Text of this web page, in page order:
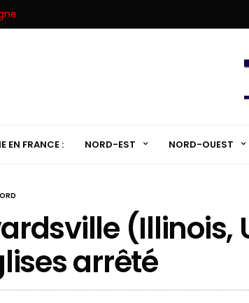
EN FRANCE : NORD-EST NORD-OUEST
(Illinois,
arrêté